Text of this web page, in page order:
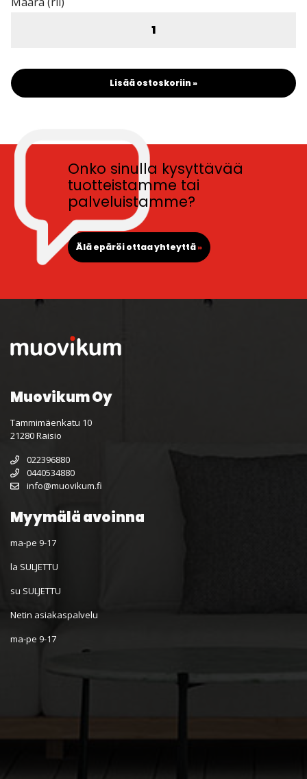
Lisää ostoskoriin »
Onko sinulla kysyttävää
tuotteistamme tai
palveluistamme?
Älä epäröi ottaa yhteyttä»
Muovikum Oy
Tammimäenkatu 10
21280 Raisio
022396880
0440534880
info@muovikum.fi
Myymälä avoinna
ma-pe 9-17
la SULJETTU
su SULJETTU
Netin asiakaspalvelu
ma-pe 9-17